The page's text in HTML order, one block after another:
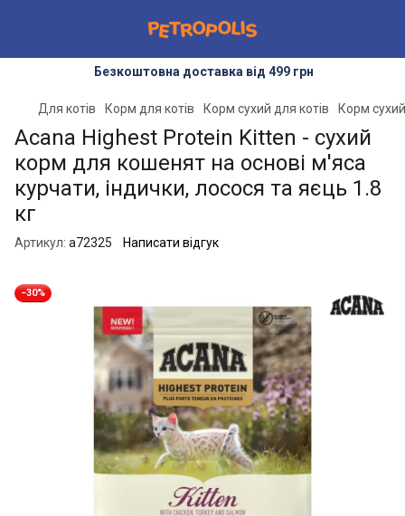
Безкоштовна доставка від 499 грн
Для котів Корм для котів Корм сухий для котів Корм
Acana Highest Protein Kitten - сухий
корм для кошенят на основі м'яса
курчати, індички, лосося та яєць 1.8
кг
Артикул: a72325 Написати відгук
−30%